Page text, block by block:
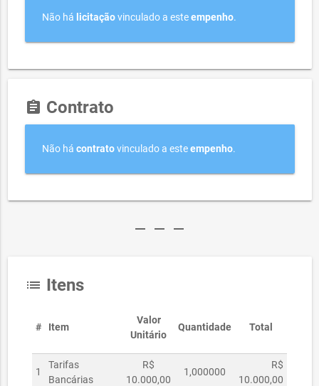
Não há licitaçãovinculado a esteempenho.
assignment Contrato
Não há contratovinculado a esteempenho.
remove remove remove
list Itens
# Item
Valor
Unitário
Quantidade Total
1
Tarifas
Bancárias
R$
10.000,00
1,000000
R$
10.000,00